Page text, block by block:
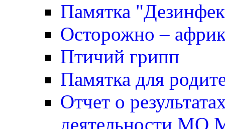
Памятка
Осторожно –
Птичий грипп
Памятка для
Отчет о
деятельности МО